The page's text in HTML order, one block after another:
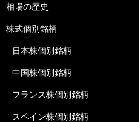
相場の歴史
株式個別銘柄
日本株個別銘柄
中国株個別銘柄
フランス株個別銘柄
スペイン株個別銘柄